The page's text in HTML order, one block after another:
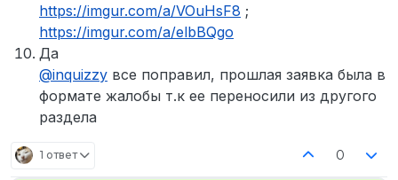
https://imgur.com/a/VOuHsF8 ;
https://imgur.com/a/elbBQgo
Да
@inquizzy все поправил, прошлая заявка была в
формате жалобы т.к ее переносили из другого
раздела
1 ответ 0